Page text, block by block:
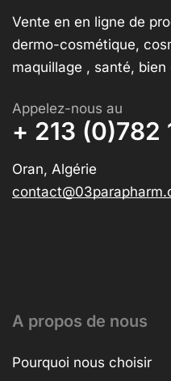
Vente en en ligne de
dermo-cosmétique,
maquillage , santé,
Appelez-nous au
+ 213 (0)782
Oran, Algérie
A propos de nous
Pourquoi nous choisir